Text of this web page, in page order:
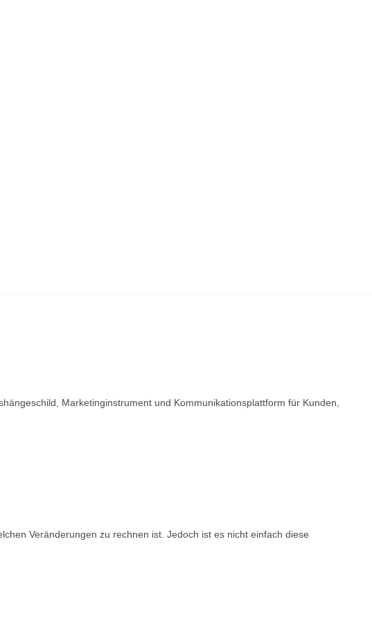
Marketinginstrument und Kommunikationsplattform für Kunden,
Veränderungen zu rechnen ist. Jedoch ist es nicht einfach diese